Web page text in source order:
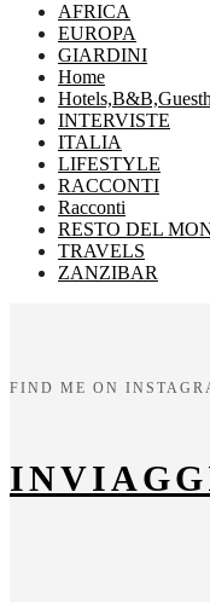
AFRICA
EUROPA
GIARDINI
Home
INTERVISTE
ITALIA
LIFESTYLE
RACCONTI
Racconti
RESTO DEL
TRAVELS
ZANZIBAR
FIND ME ON